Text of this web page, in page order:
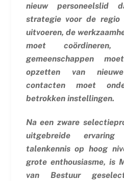
nieuw personeelslid
strategie voor de regio
uitvoeren, de
moet
gemeenschappen
opzetten van
contacten moet
betrokken instellingen.
Na een zware
uitgebreide ervaring
talenkennis op hoog
grote enthousiasme, is
van Bestuur